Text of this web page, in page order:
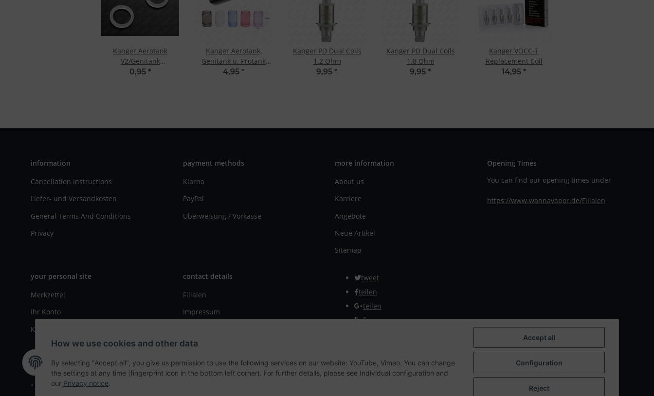
Kanger Aerotank
V2/Genitank
Ersatzdichtungen
0,95 *
Kanger Aerotank,
Genitank u. Protank
Replacement Glass
4,95 *
Kanger PD Dual Coils
1.2 Ohm
9,95 *
Kanger PD Dual Coils
1.8 Ohm
9,95 *
Kanger VOCC-T
Replacement Coil
14,95 *
information
Cancellation Instructions
Liefer- und Versandkosten
General Terms And Conditions
Privacy
payment methods
Klarna
PayPal
Überweisung / Vorkasse
more information
About us
Karriere
Angebote
Neue Artikel
Sitemap
Opening Times
You can find our opening times under
https://www.wannavapor.de/Filialen
your personal site
Merkzettel
Ihr Konto
Kasse
contact details
Filialen
Impressum
tweet
teilen
teilen
Info
Withdraw from contract
* All prices incl. VAT, plusshipping fees
How we use cookies and other data
By selecting "Accept all", you give us permission to use the following services on our website: YouTube, Vimeo. You can change
the settings at any time (fingerprint icon in the bottom left corner). For further details, please see Individual configuration and
our Privacy notice.
Accept all
Configuration
Reject